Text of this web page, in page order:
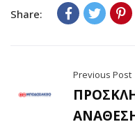
Share:
Previous Post